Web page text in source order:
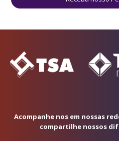
Acompanhe nos em nossas
compartilhe nossos